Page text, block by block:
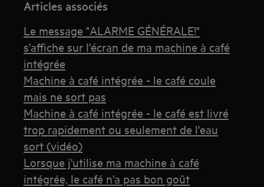
Articles associés
Le message "ALARME GÉNÉRALE!"
s'affiche sur l'écran de ma machine à café
intégrée
Machine à café intégrée - le café coule
mais ne sort pas
Machine à café intégrée - le café est livré
trop rapidement ou seulement de l'eau
sort (vidéo)
Lorsque j'utilise ma machine à café
intégrée, le café n'a pas bon goût